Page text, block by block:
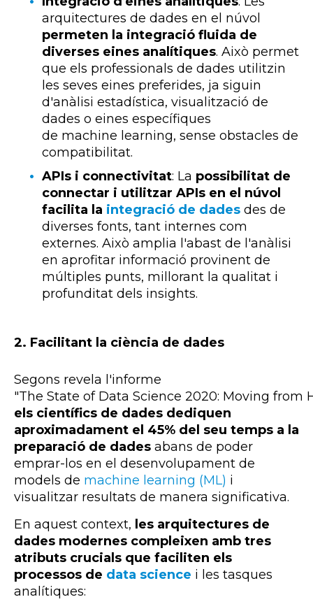
arquitectures de dades en el núvol
permeten la integració fluida de
diverses eines analítiques. Això permet
que els professionals de dades utilitzin
les seves eines preferides, ja siguin
d'anàlisi estadística, visualització de
dades o eines específiques
de machine learning, sense obstacles de
compatibilitat.
APIs i connectivitat: La possibilitat de
connectar i utilitzar APIs en el núvol
facilita la integració de dades des de
diverses fonts, tant internes com
externes. Això amplia l'abast de l'anàlisi
en aprofitar informació provinent de
múltiples punts, millorant la qualitat i
profunditat dels insights.
2. Facilitant la ciència de dades
Segons revela l'informe
"The State ofData Science 2020: Moving from
els científics de dades dediquen
aproximadament el 45% del seu temps a la
preparació de dades abans de poder
emprar-los en el desenvolupament de
models de machine learning (ML) i
visualitzar resultats de manera significativa.
En aquest context, les arquitectures de
dades modernes compleixen amb tres
atributs crucials que faciliten els
processos de data science i les tasques
analítiques: